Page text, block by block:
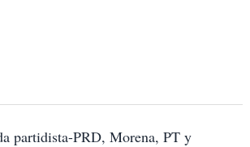
partidista-PRD, Morena, PT y